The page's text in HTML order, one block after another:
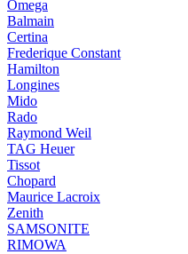
Omega
Balmain
Certina
Frederique Constant
Hamilton
Longines
Mido
Rado
Raymond Weil
TAG Heuer
Tissot
Chopard
Maurice Lacroix
Zenith
SAMSONITE
RIMOWA